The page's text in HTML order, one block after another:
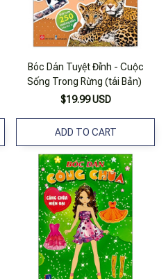
Bóc Dán Tuyệt Đỉnh - Cuộc
Sống Trong Rừng (tái Bản)
$19.99 USD
ADD TO CART